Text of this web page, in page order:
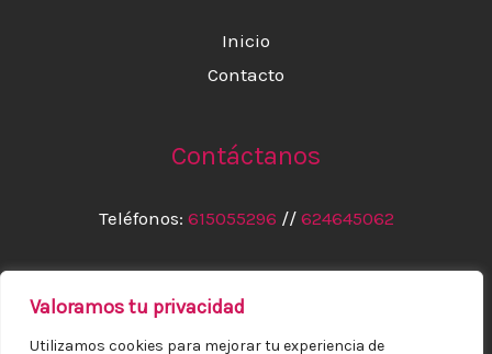
Valoramos tu privacidad
Utilizamos cookies para mejorar tu experiencia de
Inicio
Contacto
Contáctanos
Teléfonos: 615055296 // 624645062